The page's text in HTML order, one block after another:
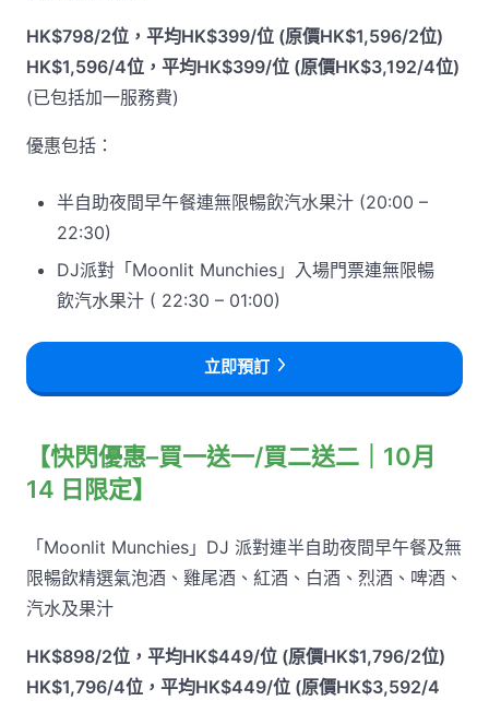
HK$798/2位，平均HK$399/位 (原價HK$1,596/2位)
HK$1,596/4位，平均HK$399/位 (原價HK$3,192/4位)
(已包括加一服務費)
優惠包括：
半自助夜間早午餐連無限暢飲汽水果汁 (20:00 –
22:30)
DJ派對「Moonlit Munchies」入場門票連無限暢
飲汽水果汁 ( 22:30 – 01:00)
立即預訂
【快閃優惠–買一送一/買二送二｜10月
14 日限定】
「Moonlit Munchies」DJ 派對連半自助夜間早午餐及無
限暢飲精選氣泡酒、雞尾酒、紅酒、白酒、烈酒、啤酒、
汽水及果汁
HK$898/2位，平均HK$449/位 (原價HK$1,796/2位)
HK$1,796/4位，平均HK$449/位 (原價HK$3,592/4